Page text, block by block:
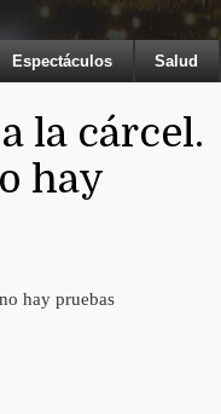
Espectáculos Salud
la cárcel.
hay